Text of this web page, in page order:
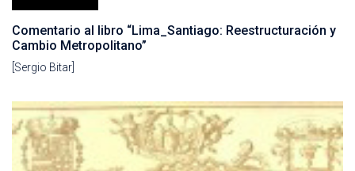
Comentario al libro “Lima_Santiago: Reestructuración y
Cambio Metropolitano”
[Sergio Bitar]